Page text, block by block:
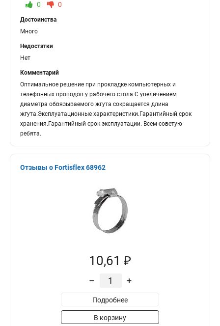
0 0
Достоинства
Много
Недостатки
Нет
Комментарий
Оптимальное решение при прокладке компьютерных и
телефонных проводов у рабочего стола С увеличением
диаметра обвязываемого жгута сокращается длина
жгута.Эксплуатационные характеристики.Гарантийный срок
хранения.Гарантийный срок эксплуатации. Всем советую
ребята.
Отзывы о Fortisflex 68962
10,61 ₽
– +
Подробнее
В корзину